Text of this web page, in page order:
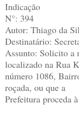
Indicação
N°: 394
Autor: Thiago da
Destinatário:
Assunto: Solicito a
localizado na Rua
número 1086,
roçada, ou que a
Prefeitura proceda